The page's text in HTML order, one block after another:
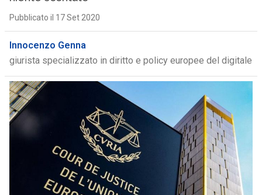
Pubblicato il 17 Set 2020
Innocenzo Genna
giurista specializzato in diritto e policy europee del digitale